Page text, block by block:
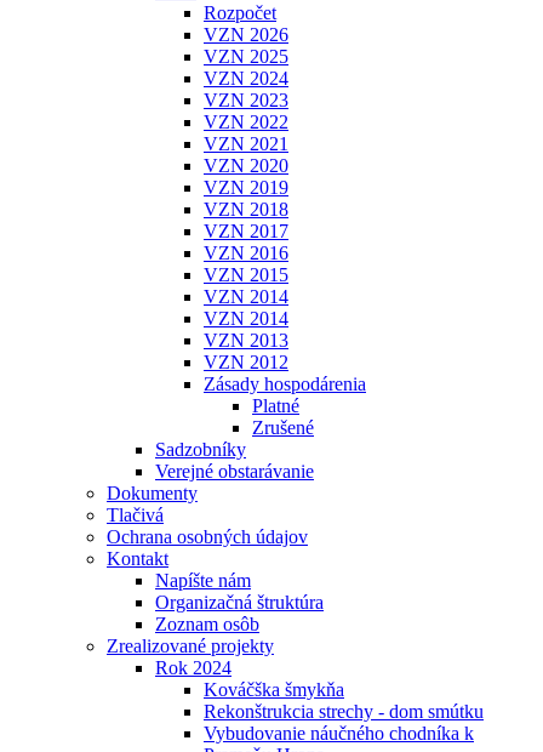
Rozpočet
VZN 2026
VZN 2025
VZN 2024
VZN 2023
VZN 2022
VZN 2021
VZN 2020
VZN 2019
VZN 2018
VZN 2017
VZN 2016
VZN 2015
VZN 2014
VZN 2014
VZN 2013
VZN 2012
Zásady hospodárenia
Platné
Zrušené
Sadzobníky
Verejné obstarávanie
Dokumenty
Tlačivá
Ochrana osobných údajov
Kontakt
Napíšte nám
Organizačná štruktúra
Zoznam osôb
Zrealizované projekty
Rok 2024
Kováčška šmykňa
Rekonštrukcia strechy - dom smútku
Vybudovanie náučného chodníka k